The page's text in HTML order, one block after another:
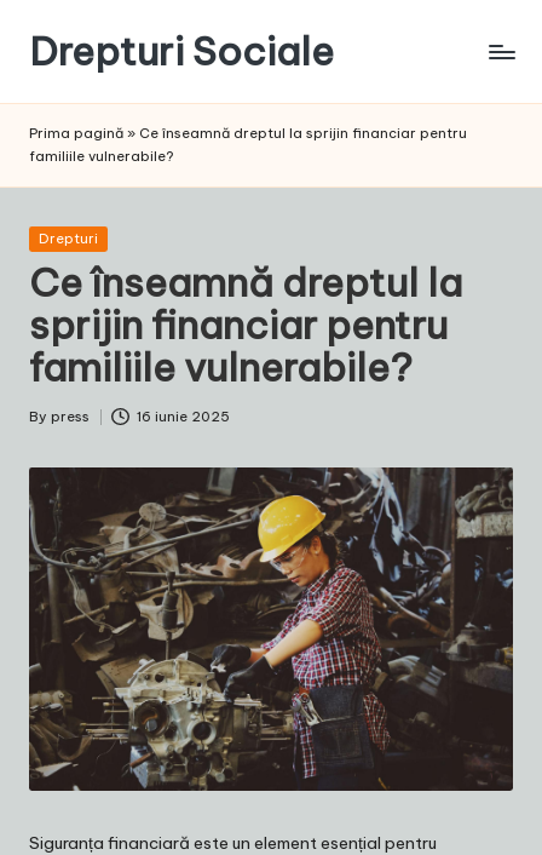
content
Drepturi Sociale
Sociale:
Schimbarea
Noastră!
Prima pagină » Ce înseamnă dreptul la sprijin financiar pentru
familiile vulnerabile?
Posted
Drepturi
Ce înseamnă dreptul la
sprijin financiar pentru
familiile vulnerabile?
Posted
By press 16 iunie 2025
Siguranța financiară este un element esențial pentru